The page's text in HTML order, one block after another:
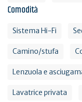
Comodità
Sistema Hi-Fi
Camino/stufa
Lenzuola e
Lavatrice privata